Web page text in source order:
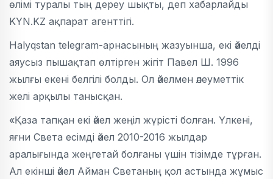
өлімі туралы тың дереу шықты, деп хабарлайды
KYN.KZ ақпарат агенттігі.
Halyqstan telegram-арнасының жазуынша, екі әйелді
аяусыз пышақтап өлтірген жігіт Павел Ш. 1996
жылғы екені белгілі болды. Ол әйелмен әлеуметтік
желі арқылы танысқан.
«Қаза тапқан екі әйел жеңіл жүрісті болған. Үлкені,
яғни Света есімді әйел 2010-2016 жылдар
аралығында жеңгетай болғаны үшін тізімде тұрған.
Ал екінші әйел Айман Светаның қол астында жұмыс